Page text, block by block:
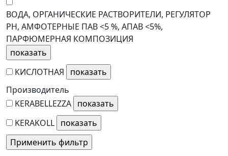
ВОДА, ОРГАНИЧЕСКИЕ РАСТВОРИТЕЛИ, РЕГУЛЯТОР
РН, АМФОТЕРНЫЕ ПАВ <5 %, АПАВ <5%,
ПАРФЮМЕРНАЯ КОМПОЗИЦИЯ
КИСЛОТНАЯ
Производитель
KERABELLEZZA
KERAKOLL